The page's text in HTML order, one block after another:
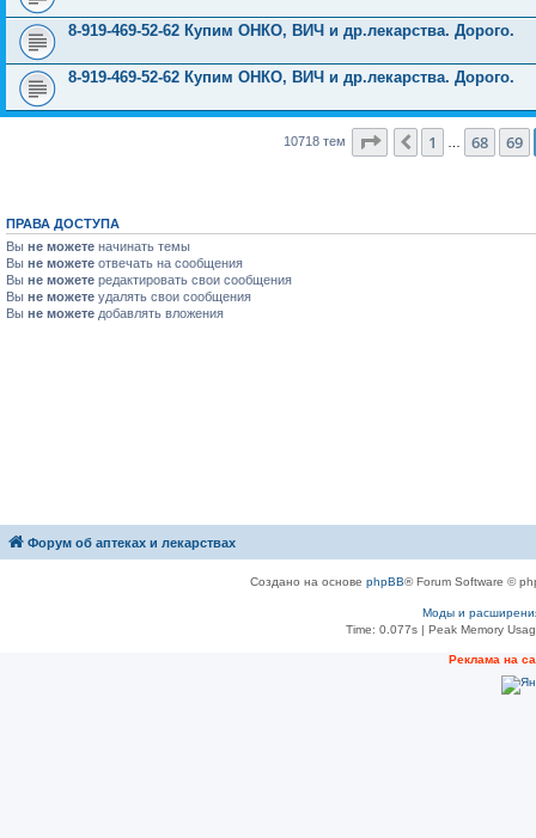
8-919-469-52-62 Купим ОНКО, ВИЧ и др.лекарства. Дорого.
8-919-469-52-62 Купим ОНКО, ВИЧ и др.лекарства. Дорого.
10718 тем Страница 70из 429
Пред.
1 68 69
ПРАВА ДОСТУПА
Вы не можете начинать темы
Вы не можете отвечать на сообщения
Вы не можете редактировать свои сообщения
Вы не можете удалять свои сообщения
Вы не можете добавлять вложения
Форум об аптеках и лекарствах
Создано на основе phpBB® Forum Software ©
Моды и
Time: 0.077s| Peak Memory
Рeклама на